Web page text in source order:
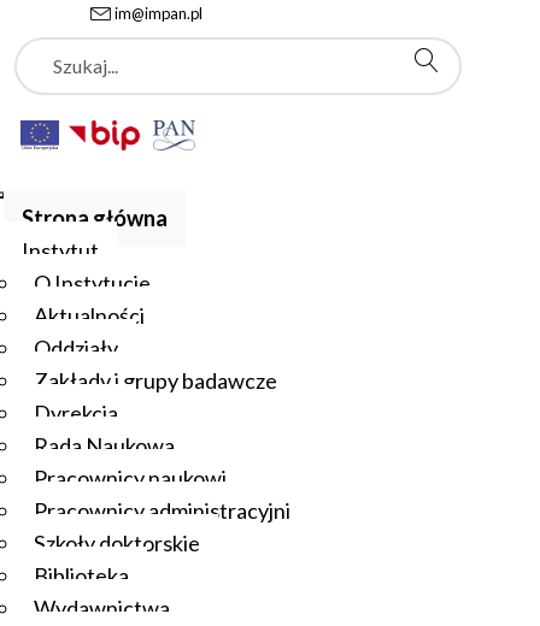
im@impan.pl
Szukaj
Strona główna
Instytut
O Instytucie
Aktualności
Oddziały
Zakłady i grupy badawcze
Dyrekcja
Rada Naukowa
Pracownicy naukowi
Pracownicy administracyjni
Szkoły doktorskie
Biblioteka
Wydawnictwa